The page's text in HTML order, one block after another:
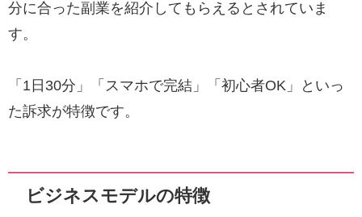
分に合った副業を紹介してもらえるとされていま
す。
「1日30分」「スマホで完結」「初心者OK」といっ
た訴求が特徴です。
ビジネスモデルの特徴